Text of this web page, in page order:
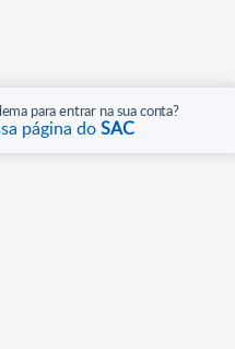
para entrar na sua conta?
página doSAC